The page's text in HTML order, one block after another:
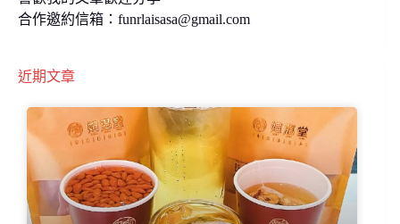
合作邀約信箱： funrlaisasa@gmail.com
近期文章